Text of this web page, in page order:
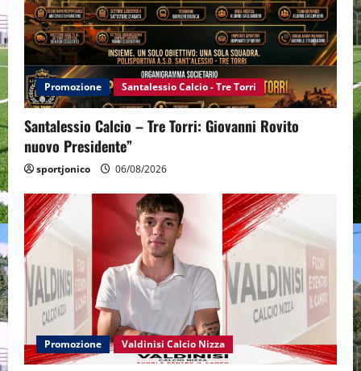
Promozione Santalessio Calcio - Tre Torri
Santalessio Calcio – Tre Torri: Giovanni Rovito
nuovo Presidente”
sportjonico 06/08/2026
Promozione Valdinisi Calcio Nizza